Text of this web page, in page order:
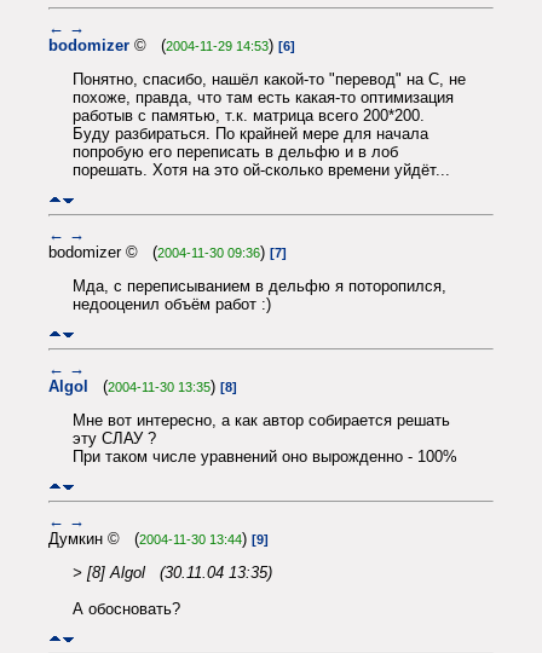
← →
bodomizer © (2004-11-29 14:53) [6]
Понятно, спасибо, нашёл какой-то "перевод" на С, не
похоже, правда, что там есть какая-то оптимизация
работыв с памятью, т.к. матрица всего 200*200.
Буду разбираться. По крайней мере для начала
попробую его переписать в дельфю и в лоб
порешать. Хотя на это ой-сколько времени уйдёт...
← →
bodomizer © (2004-11-30 09:36) [7]
Мда, с переписыванием в дельфю я поторопился,
недооценил объём работ :)
← →
Algol (2004-11-30 13:35) [8]
Мне вот интересно, а как автор собирается решать
эту СЛАУ ?
При таком числе уравнений оно вырожденно - 100%
← →
Думкин © (2004-11-30 13:44) [9]
> [8] Algol (30.11.04 13:35)
А обосновать?